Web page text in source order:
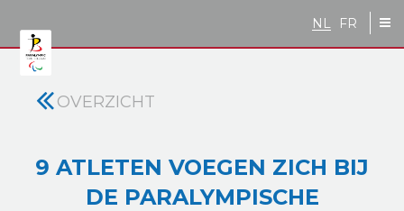
NL FR
OVERZICHT
9 ATLETEN VOEGEN ZICH BIJ
DE PARALYMPISCHE